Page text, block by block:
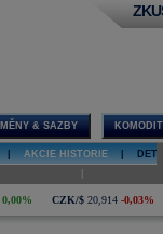
MĚNY & SAZBY
AKCIE HISTORIE
0,00% CZK/$ 20,914 -0,03%